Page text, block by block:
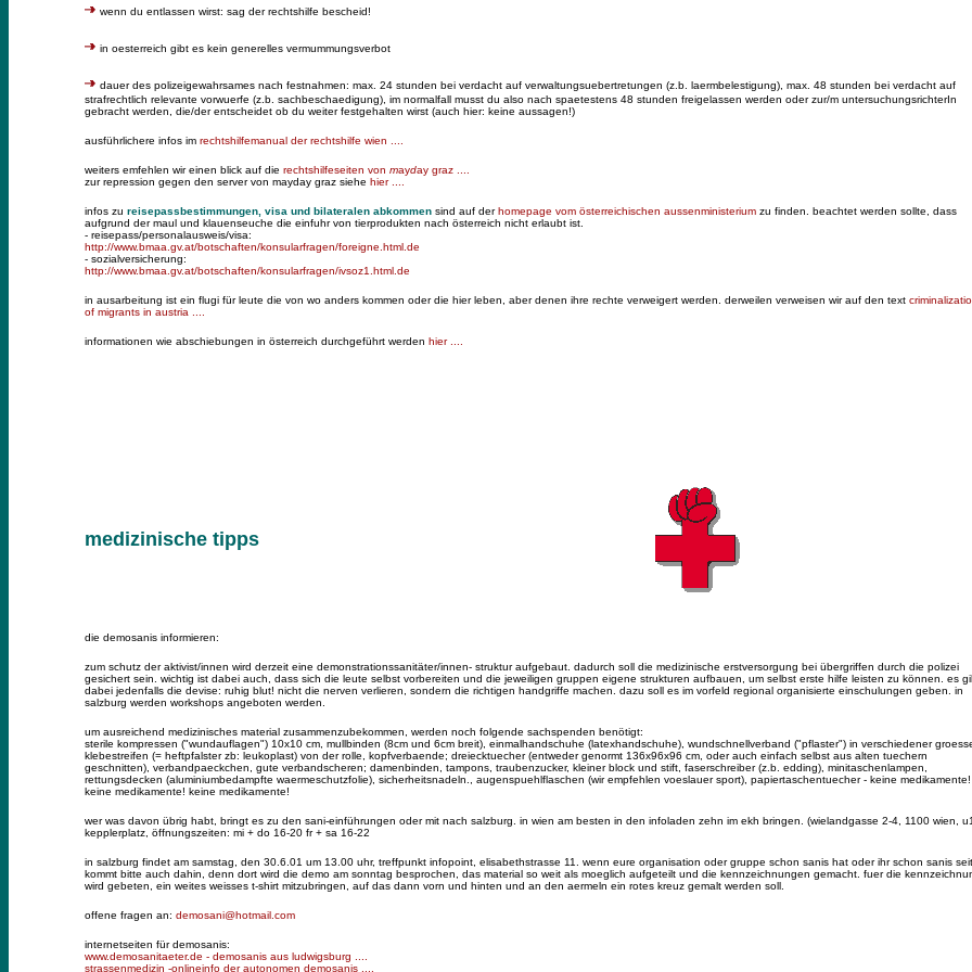
wenn du entlassen wirst: sag der rechtshilfe bescheid!
in oesterreich gibt es kein generelles vermummungsverbot
dauer des polizeigewahrsames nach festnahmen: max. 24 stunden bei verdacht auf verwaltungsuebertretungen (z.b. laermbelestigung), max. 48 stunden bei verdacht auf
strafrechtlich relevante vorwuerfe (z.b. sachbeschaedigung), im normalfall musst du also nach spaetestens 48 stunden freigelassen werden oder zur/m untersuchungsrichterIn
gebracht werden, die/der entscheidet ob du weiter festgehalten wirst (auch hier: keine aussagen!)
ausführlichere infos im rechtshilfemanual der rechtshilfe wien ....
weiters emfehlen wir einen blick auf die rechtshilfeseiten von mayday graz ....
zur repression gegen den server von mayday graz siehe hier ....
infos zu reisepassbestimmungen, visa und bilateralen abkommen sind auf derhomepage vom österreichischen aussenministerium zu finden. beachtet werden sollte, dass
aufgrund der maul und klauenseuche die einfuhr von tierprodukten nach österreich nicht erlaubt ist.
- reisepass/personalausweis/visa:
http://www.bmaa.gv.at/botschaften/konsularfragen/foreigne.html.de
- sozialversicherung:
http://www.bmaa.gv.at/botschaften/konsularfragen/ivsoz1.html.de
in ausarbeitung ist ein flugi für leute die von wo anders kommen oder die hier leben, aber denen ihre rechte verweigert werden. derweilen verweisen wir auf den text
of migrants in austria ....
informationen wie abschiebungen in österreich durchgeführt werden hier ....
medizinische tipps
die demosanis informieren:
zum schutz der aktivist/innen wird derzeit eine demonstrationssanitäter/innen- struktur aufgebaut. dadurch soll die medizinische erstversorgung bei übergriffen durch die polizei
gesichert sein. wichtig ist dabei auch, dass sich die leute selbst vorbereiten und die jeweiligen gruppen eigene strukturen aufbauen, um selbst erste hilfe leisten zu können. es
dabei jedenfalls die devise: ruhig blut! nicht die nerven verlieren, sondern die richtigen handgriffe machen. dazu soll es im vorfeld regional organisierte einschulungen geben. in
salzburg werden workshops angeboten werden.
um ausreichend medizinisches material zusammenzubekommen, werden noch folgende sachspenden benötigt:
sterile kompressen ("wundauflagen") 10x10 cm, mullbinden (8cm und 6cm breit), einmalhandschuhe (latexhandschuhe), wundschnellverband ("pflaster") in verschiedener
klebestreifen (= heftpfalster zb: leukoplast) von der rolle, kopfverbaende; dreiecktuecher (entweder genormt 136x96x96 cm, oder auch einfach selbst aus alten tuechern
geschnitten), verbandpaeckchen, gute verbandscheren; damenbinden, tampons, traubenzucker, kleiner block und stift, faserschreiber (z.b. edding), minitaschenlampen,
rettungsdecken (aluminiumbedampfte waermeschutzfolie), sicherheitsnadeln., augenspuehlflaschen (wir empfehlen voeslauer sport), papiertaschentuecher - keine medikamente!
keine medikamente! keine medikamente!
wer was davon übrig habt, bringt es zu den sani-einführungen oder mit nach salzburg. in wien am besten in den infoladen zehn im ekh bringen. (wielandgasse 2-4, 1100 wien,
kepplerplatz, öffnungszeiten: mi + do 16-20 fr + sa 16-22
in salzburg findet am samstag, den 30.6.01 um 13.00 uhr, treffpunkt infopoint, elisabethstrasse 11. wenn eure organisation oder gruppe schon sanis hat oder ihr schon sanis
kommt bitte auch dahin, denn dort wird die demo am sonntag besprochen, das material so weit als moeglich aufgeteilt und die kennzeichnungen gemacht. fuer die
wird gebeten, ein weites weisses t-shirt mitzubringen, auf das dann vorn und hinten und an den aermeln ein rotes kreuz gemalt werden soll.
offene fragen an: demosani@hotmail.com
internetseiten für demosanis:
www.demosanitaeter.de - demosanis aus ludwigsburg ....
strassenmedizin -onlineinfo der autonomen demosanis ....